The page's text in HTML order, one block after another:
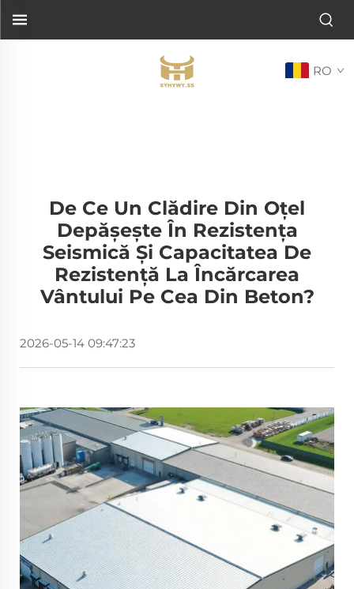
RO
De Ce Un Clădire Din Oțel
Depășește În Rezistența
Seismică Și Capacitatea De
Rezistență La Încărcarea
Vântului Pe Cea Din Beton?
2026-05-14 09:47:23